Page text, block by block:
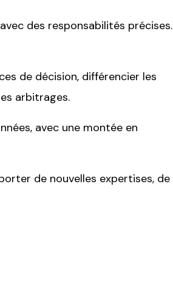
des responsabilités précises.
de décision, différencier les
arbitrages.
avec une montée en
de nouvelles expertises, de